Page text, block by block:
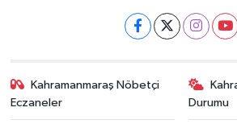
Kahramanmaraş Nöbetçi
Eczaneler
Durumu